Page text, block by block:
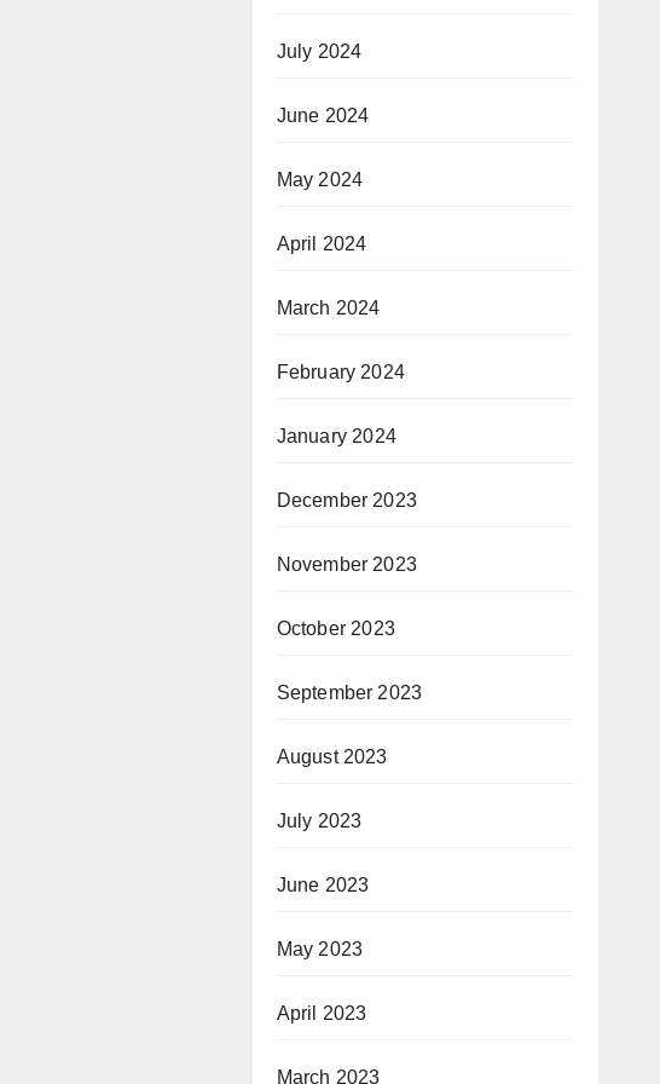
July 2024
June 2024
May 2024
April 2024
March 2024
February 2024
January 2024
December 2023
November 2023
October 2023
September 2023
August 2023
July 2023
June 2023
May 2023
April 2023
March 2023